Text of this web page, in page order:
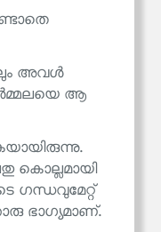
അവൾ
ആ
കൊല്ലമായി
ഗന്ധവുമേറ്റ്
ഭാഗ്യമാണ്.